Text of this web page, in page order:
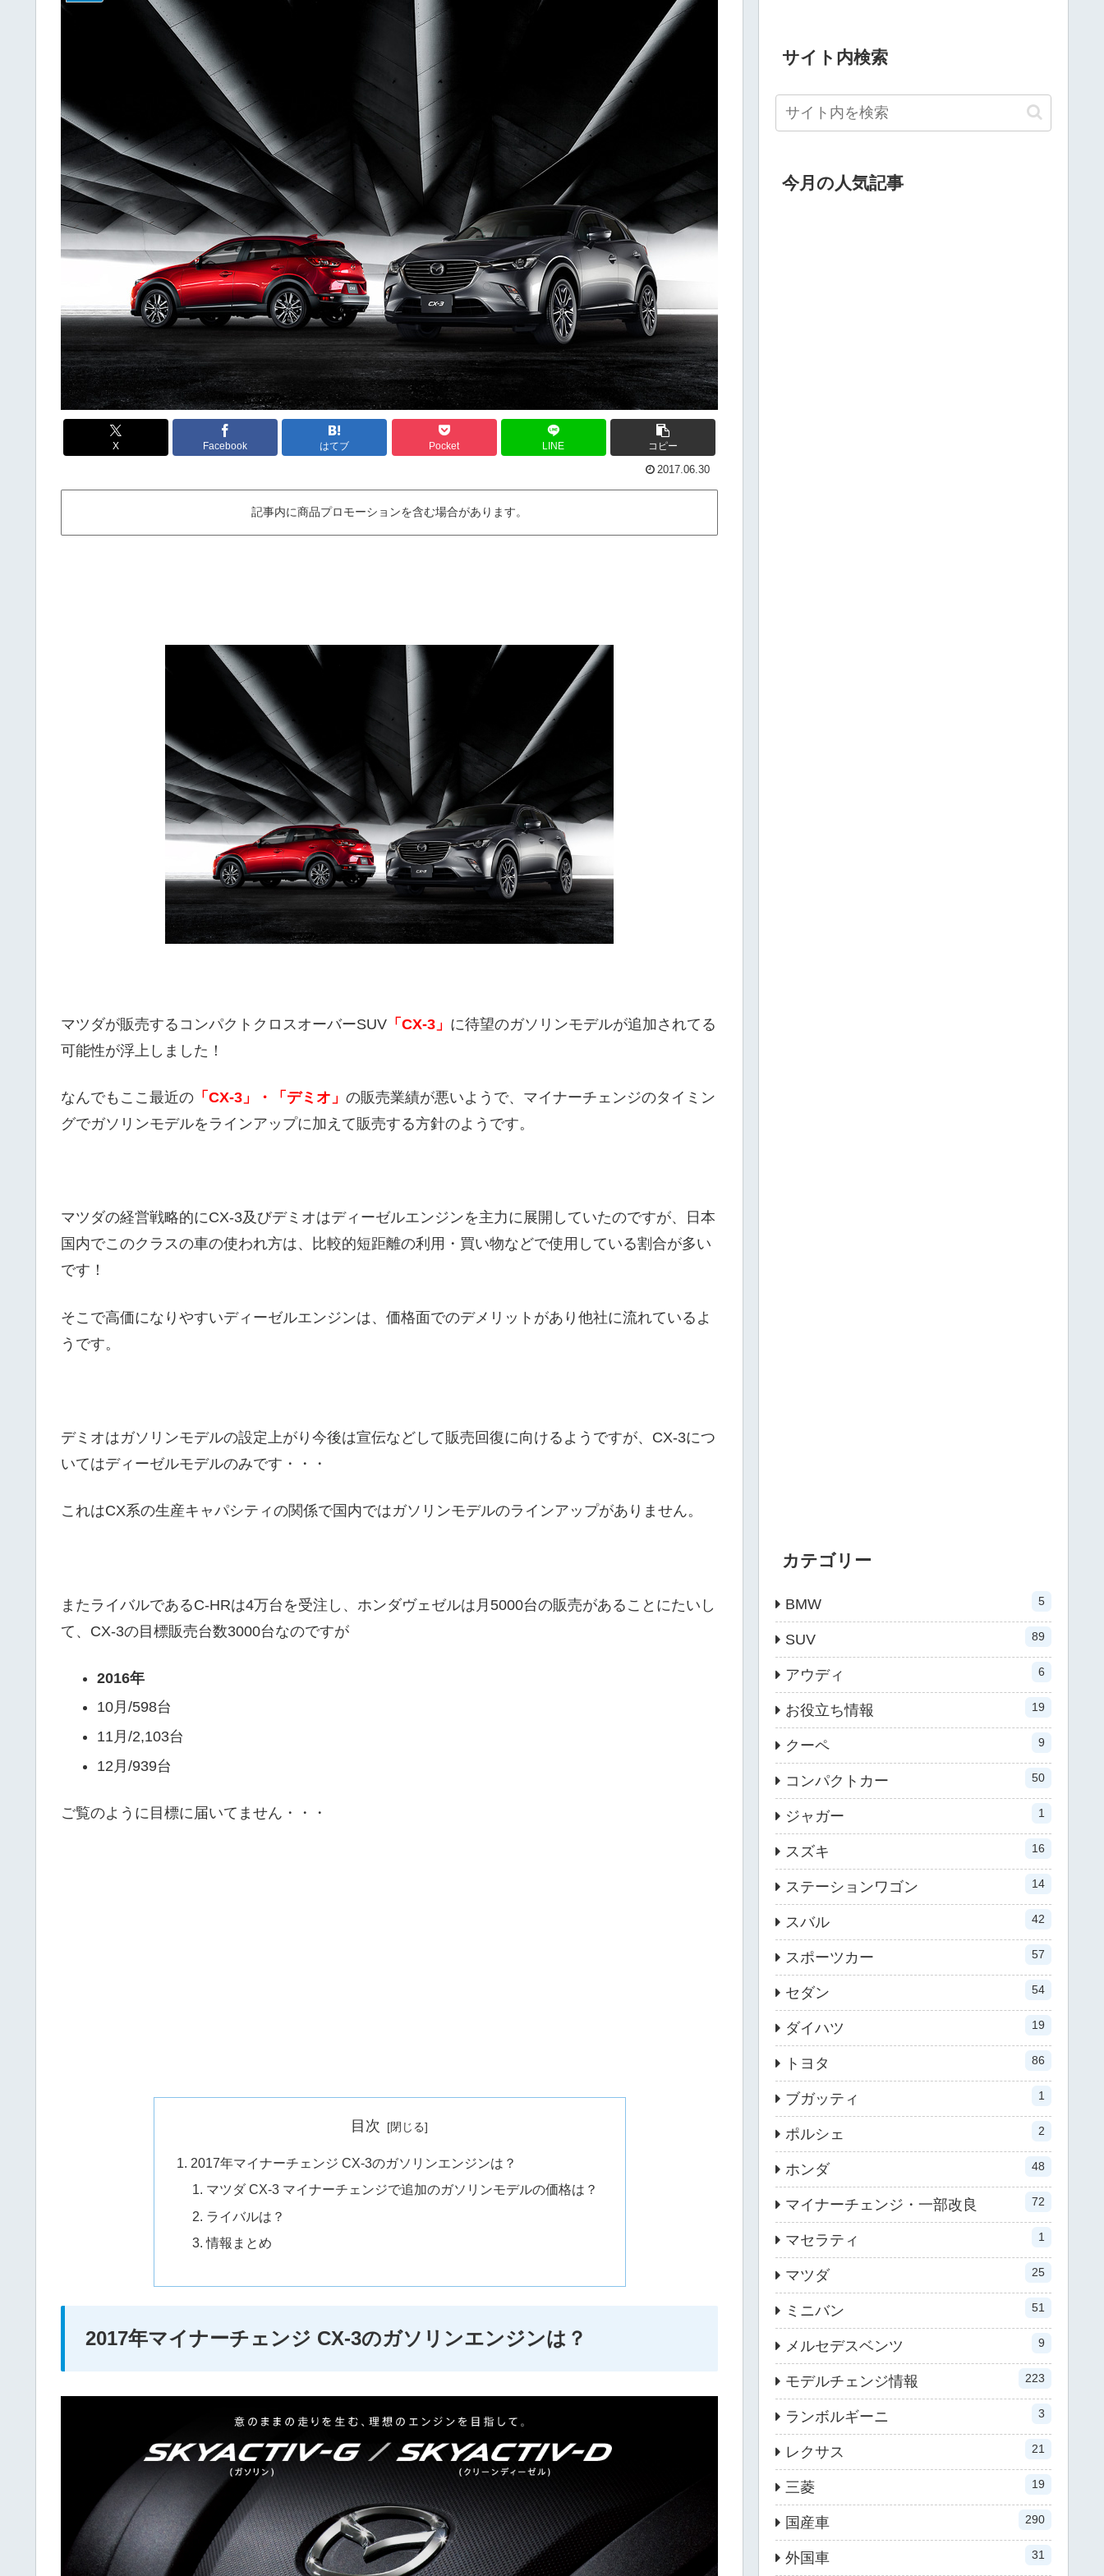
X Facebook はてブ Pocket LINE コピー
2017.06.30
記事内に商品プロモーションを含む場合があります。
マツダが販売するコンパクトクロスオーバーSUV 「CX-3」 に待望のガソリンモデルが追加されてる
可能性が浮上しました！
なんでもここ最近の 「CX-3」・「デミオ」 の販売業績が悪いようで、マイナーチェンジのタイミン
グでガソリンモデルをラインアップに加えて販売する方針のようです。
マツダの経営戦略的にCX-3及びデミオはディーゼルエンジンを主力に展開していたのですが、日本
国内でこのクラスの車の使われ方は、比較的短距離の利用・買い物などで使用している割合が多い
です！
そこで高価になりやすいディーゼルエンジンは、価格面でのデメリットがあり他社に流れているよ
うです。
デミオはガソリンモデルの設定上がり今後は宣伝などして販売回復に向けるようですが、CX-3につ
いてはディーゼルモデルのみです・・・
これはCX系の生産キャパシティの関係で国内ではガソリンモデルのラインアップがありません。
またライバルであるC-HRは4万台を受注し、ホンダヴェゼルは月5000台の販売があることにたいし
て、CX-3の目標販売台数3000台なのですが
2016年
10月/598台
11月/2,103台
12月/939台
ご覧のように目標に届いてません・・・
目次
2017年マイナーチェンジ CX-3のガソリンエンジンは？
マツダ CX-3 マイナーチェンジで追加のガソリンモデルの価格は？
ライバルは？
情報まとめ
2017年マイナーチェンジ CX-3のガソリンエンジンは？
サイト内検索
今月の人気記事
カテゴリー
BMW 5
SUV 89
アウディ 6
お役立ち情報 19
クーペ 9
コンパクトカー 50
ジャガー 1
スズキ 16
ステーションワゴン 14
スバル 42
スポーツカー 57
セダン 54
ダイハツ 19
トヨタ 86
ブガッティ 1
ポルシェ 2
ホンダ 48
マイナーチェンジ・一部改良 72
マセラティ 1
マツダ 25
ミニバン 51
メルセデスベンツ 9
モデルチェンジ情報 223
ランボルギーニ 3
レクサス 21
三菱 19
国産車 290
外国車 31